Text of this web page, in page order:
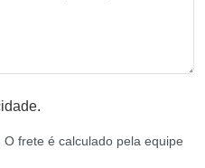
.
frete é calculado pela equipe